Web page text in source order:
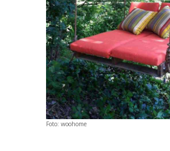
Foto: woohome